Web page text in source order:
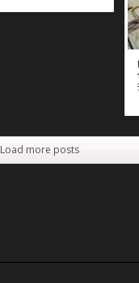
Load more posts